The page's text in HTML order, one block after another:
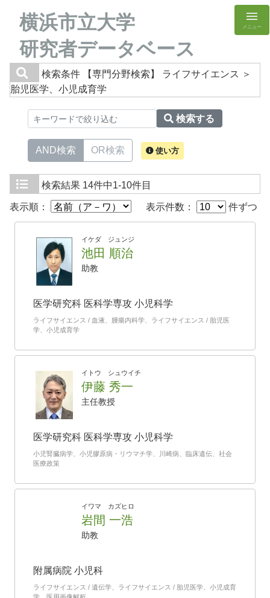
横浜市立大学
研究者データベース
メニュー
検索条件
【専門分野検索】 ライフサイエンス ＞
胎児医学、小児成育学
検索する
AND検索 OR検索 使い方
検索結果 14件中1-10件目
表示順： 表示件数： 件ずつ
イケダ ジュンジ
池田 順治
助教
医学研究科 医科学専攻 小児科学
ライフサイエンス / 血液、腫瘍内科学、ライフサイエンス / 胎児医
学、小児成育学
イトウ シュウイチ
伊藤 秀一
主任教授
医学研究科 医科学専攻 小児科学
小児腎臓病学、小児膠原病・リウマチ学、川崎病、臨床遺伝、社会
医療政策
イワマ カズヒロ
岩間 一浩
助教
附属病院 小児科
ライフサイエンス / 遺伝学、ライフサイエンス / 胎児医学、小児成育